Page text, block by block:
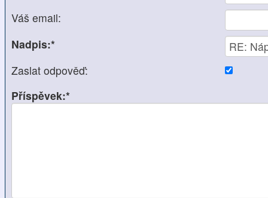
Váš email:
Nadpis:*
Zaslat odpověď:
Příspěvek:*